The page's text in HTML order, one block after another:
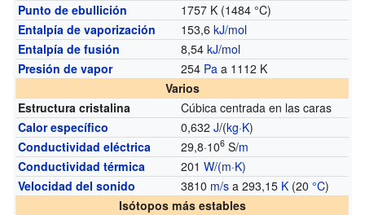
Punto de ebullición
1757 K (1484 °C)
Entalpía de vaporización
153,6kJ/mol
Entalpía de fusión
8,54kJ/mol
Presión de vapor
254 Pa a 1112 K
Varios
Estructura cristalina
Cúbica centrada en las caras
Calor específico
0,632J/(kg·K)
Conductividad eléctrica
29,8·106 S/m
Conductividad térmica
201W/(m·K)
Velocidad del sonido
3810 m/s a 293,15 K (20°C)
Isótopos más estables